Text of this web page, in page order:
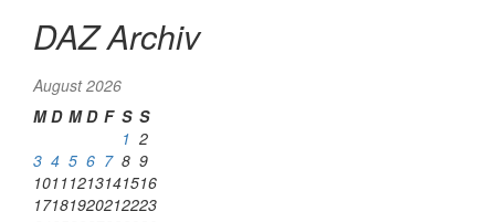
DAZ Archiv
August 2026
M D M D F S S
1 2
3 4 5 6 7 8 9
10111213141516
17181920212223